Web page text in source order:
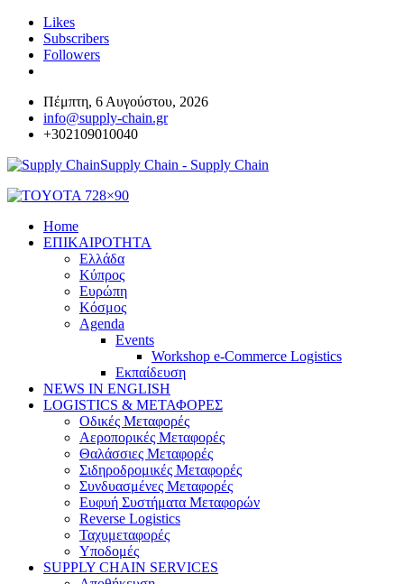
Likes
Subscribers
Followers
Πέμπτη, 6 Αυγούστου, 2026
info@supply-chain.gr
+302109010040
Supply Chain - Supply Chain
Home
ΕΠΙΚΑΙΡΟΤΗΤΑ
Ελλάδα
Κύπρος
Ευρώπη
Κόσμος
Agenda
Events
Workshop e-Commerce Logistics
Εκπαίδευση
NEWS IN ENGLISH
LOGISTICS & ΜΕΤΑΦΟΡΕΣ
Οδικές Μεταφορές
Αεροπορικές Μεταφορές
Θαλάσσιες Μεταφορές
Σιδηροδρομικές Μεταφορές
Συνδυασμένες Μεταφορές
Ευφυή Συστήματα Μεταφορών
Reverse Logistics
Ταχυμεταφορές
Υποδομές
SUPPLY CHAIN SERVICES